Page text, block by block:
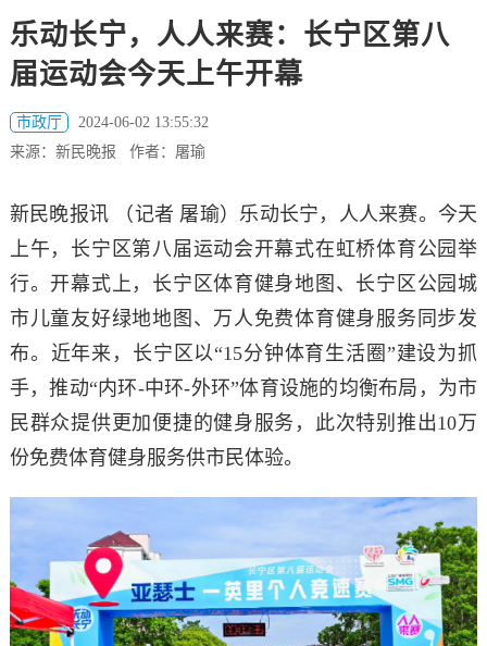
乐动长宁，人人来赛：长宁区第八
届运动会今天上午开幕
市政厅
2024-06-02 13:55:32
来源：新民晚报 作者：屠瑜
新民晚报讯 （记者 屠瑜）乐动长宁，人人来赛。今天
上午，长宁区第八届运动会开幕式在虹桥体育公园举
行。开幕式上，长宁区体育健身地图、长宁区公园城
市儿童友好绿地地图、万人免费体育健身服务同步发
布。近年来，长宁区以“15分钟体育生活圈”建设为抓
手，推动“内环-中环-外环”体育设施的均衡布局，为市
民群众提供更加便捷的健身服务，此次特别推出10万
份免费体育健身服务供市民体验。